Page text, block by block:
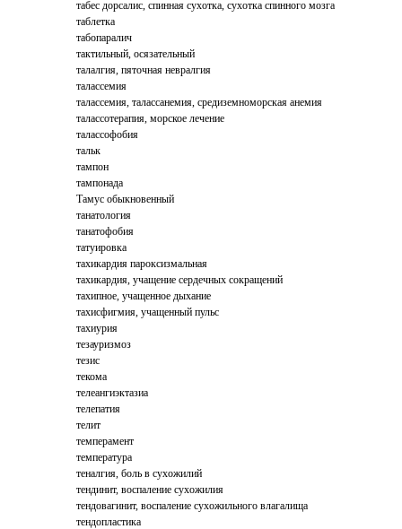
табес дорсалис, спинная сухотка, сухотка спинного мозга
таблетка
табопаралич
тактильный, осязательный
талалгия, пяточная невралгия
талассемия
талассемия, талассанемия, средиземноморская анемия
талассотерапия, морское лечение
талассофобия
тальк
тампон
тампонада
Тамус обыкновенный
танатология
танатофобия
татуировка
тахикардия пароксизмальная
тахикардия, учащение сердечных сокращений
тахипное, учащенное дыхание
тахисфигмия, учащенный пульс
тахиурия
тезауризмоз
тезис
текома
телеангиэктазиа
телепатия
телит
темперамент
температура
теналгия, боль в сухожилий
тендинит, воспаление сухожилия
тендовагинит, воспаление сухожильного влагалища
тендопластика